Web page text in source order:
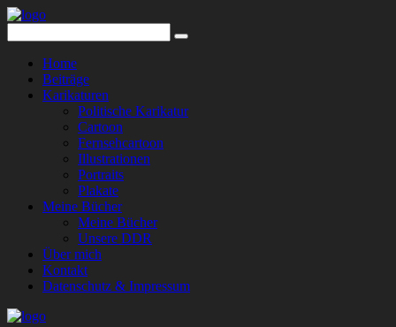
Home
Beiträge
Karikaturen
Politische Karikatur
Cartoon
Fernsehcartoon
Illustrationen
Portraits
Plakate
Meine Bücher
Meine Bücher
Unsere DDR
Über mich
Kontakt
Datenschutz & Impressum